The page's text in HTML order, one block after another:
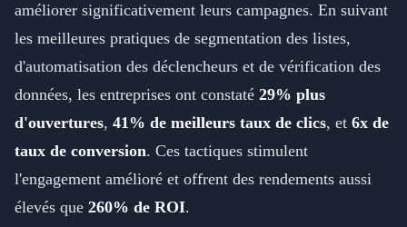
améliorer significativement leurs campagnes. En suivant
les meilleures pratiques de segmentation des listes,
d'automatisation des déclencheurs et de vérification des
données, les entreprises ont constaté 29% plus
d'ouvertures, 41% de meilleurs taux de clics, et 6x de
taux de conversion. Ces tactiques stimulent
l'engagement amélioré et offrent des rendements aussi
élevés que 260% de ROI.